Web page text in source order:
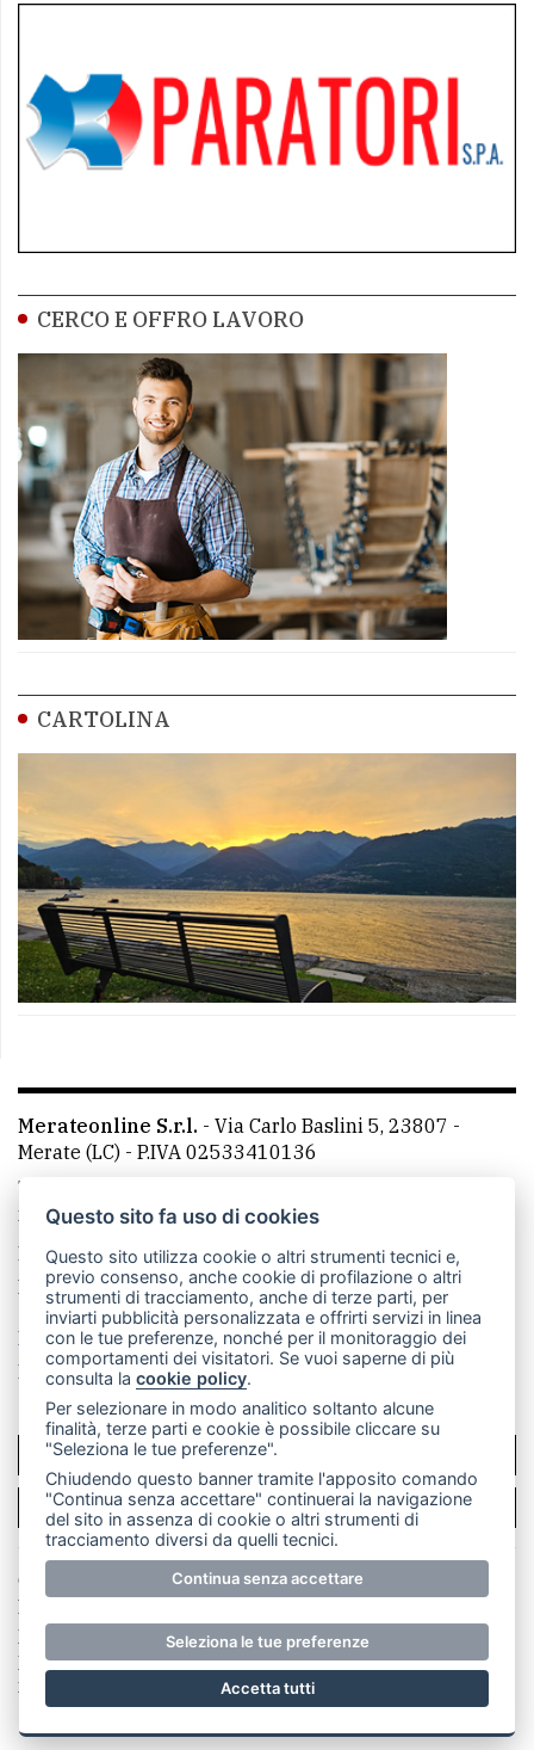
CERCO E OFFRO LAVORO
CARTOLINA
Merateonline S.r.l. - Via Carlo Baslini 5, 23807 -
Merate (LC) - P.IVA 02533410136
Telefono:
mail: redazione@leccoonline.com
La redazione
MerateOnline CasateOnline
RSS
Made by VIP
Privacy policy
Cookie policy
Rivedi le tue scelte sui cookie
SCRIVICI
PER LA TUA PUBBLICITÀ
© Copyright Merateonline S.r.l. - Tutti i diritti riservati.
E' proibita la riproduzione e pubblicazione anche
parziale di testi, articoli e immagini senza la
preventiva autorizzazione scritta dell'editore. RI Lecco
numero Rea LC 291.277 - Capitale sociale 10.329,14 €
Questo sito fa uso di cookies
Questo sito utilizza cookie o altri strumenti tecnici e,
previo consenso, anche cookie di profilazione o altri
strumenti di tracciamento, anche di terze parti, per
inviarti pubblicità personalizzata e offrirti servizi in linea
con le tue preferenze, nonché per il monitoraggio dei
comportamenti dei visitatori. Se vuoi saperne di più
consulta lacookie policy.
Per selezionare in modo analitico soltanto alcune
finalità, terze parti e cookie è possibile cliccare su
"Seleziona le tue preferenze".
Chiudendo questo banner tramite l'apposito comando
"Continua senza accettare" continuerai la navigazione
del sito in assenza di cookie o altri strumenti di
tracciamento diversi da quelli tecnici.
Continua senza accettare
Seleziona le tue preferenze
Accetta tutti